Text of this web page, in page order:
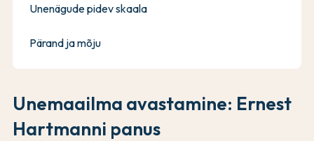
Unemaailma avastamine: Ernest
Hartmanni panus
Unenägude pidev skaala
Pärand ja mõju